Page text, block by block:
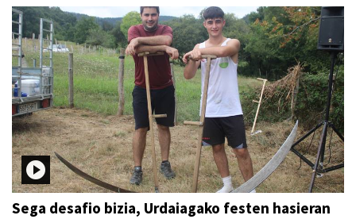
Sega desafio bizia, Urdaiagako festen hasieran